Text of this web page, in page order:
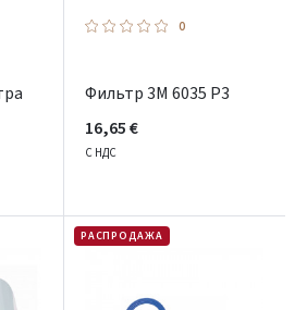
0
Фильтр 3M 6035 P3
16,65 €
С НДС
РАСПРОДАЖА
Prisijungti
Facebook
Google
paskyros? Registruokites